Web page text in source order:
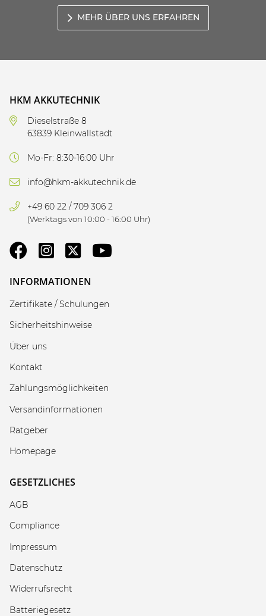
MEHR ÜBER UNS ERFAHREN
HKM AKKUTECHNIK
Dieselstraße 8
63839 Kleinwallstadt
Mo-Fr: 8:30-16:00 Uhr
info@hkm-akkutechnik.de
+49 60 22 / 709 306 2
(Werktags von 10:00 - 16:00 Uhr)
INFORMATIONEN
Zertifikate / Schulungen
Sicherheitshinweise
Über uns
Kontakt
Zahlungsmöglichkeiten
Versandinformationen
Ratgeber
Homepage
GESETZLICHES
AGB
Compliance
Impressum
Datenschutz
Widerrufsrecht
Batteriegesetz